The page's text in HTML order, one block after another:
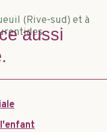
(Rive-sud) et à
aussi